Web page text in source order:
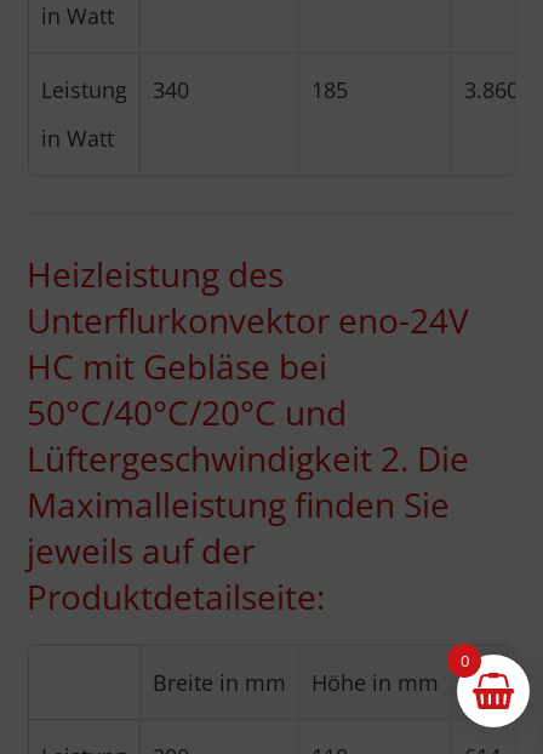
in Watt
Leistung
in Watt
340 185 3.860
Heizleistung des
Unterflurkonvektor eno-24V
HC mit Gebläse bei
50°C/40°C/20°C und
Lüftergeschwindigkeit 2. Die
Maximalleistung finden Sie
jeweils auf der
Produktdetailseite:
Breite in mm Höhe in mm
0